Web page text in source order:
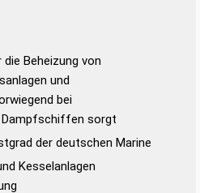
Beheizung von
und
bei
sorgt
der deutschen Marine
Kesselanlagen